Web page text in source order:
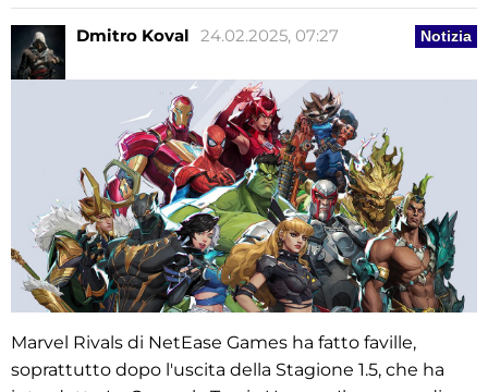
Notizia
Dmitro Koval 24.02.2025, 07:27
Marvel Rivals di NetEase Games ha fatto faville,
soprattutto dopo l'uscita della Stagione 1.5, che ha